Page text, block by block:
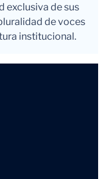
exclusiva de sus
de voces
institucional.